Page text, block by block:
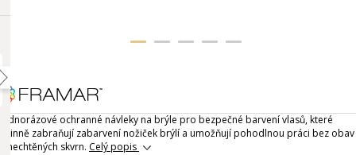
Jednorázové ochranné návleky na brýle pro bezpečné barvení vlasů, které
účinně zabraňují zabarvení nožiček brýlí a umožňují pohodlnou práci bez obav
z nechtěných skvrn. Celý popis